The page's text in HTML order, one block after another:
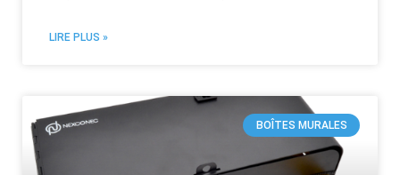
LIRE PLUS »
BOÎTES MURALES